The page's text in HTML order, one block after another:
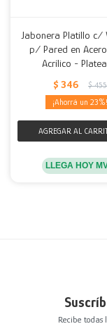
Jabonera Platillo c/
p/ Pared en
Acrílico -
$ 346 $ 455
23
LLEGA HOY
Recibe